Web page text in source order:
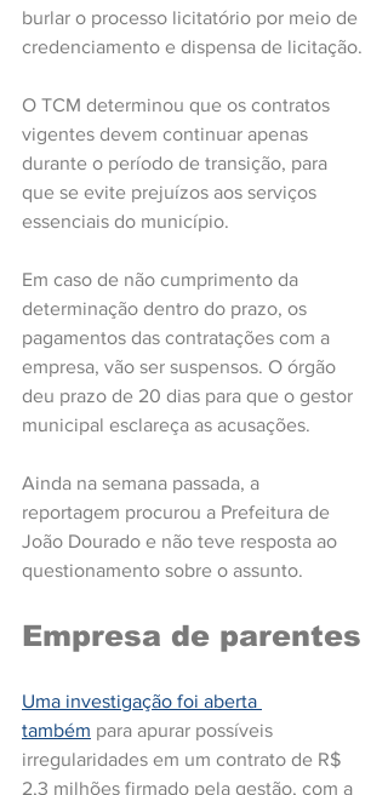
burlar o processo licitatório por meio de
credenciamento e dispensa de licitação.
O TCM determinou que os contratos
vigentes devem continuar apenas
durante o período de transição, para
que se evite prejuízos aos serviços
essenciais do município.
Em caso de não cumprimento da
determinação dentro do prazo, os
pagamentos das contratações com a
empresa, vão ser suspensos. O órgão
deu prazo de 20 dias para que o gestor
municipal esclareça as acusações.
Ainda na semana passada, a
reportagem procurou a Prefeitura de
João Dourado e não teve resposta ao
questionamento sobre o assunto.
Empresa de parentes
Uma investigação foi aberta
também para apurar possíveis
irregularidades em um contrato de R$
2,3 milhões firmado pela gestão, com a